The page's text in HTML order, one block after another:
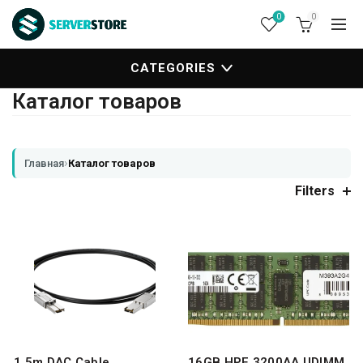
0 0
CATEGORIES
Каталог товаров
Главная›Каталог товаров
Filters